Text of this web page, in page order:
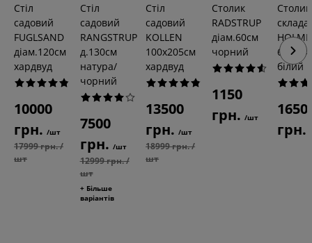
Стіл
садовий
FUGLSAND
діам.120см
хардвуд
10000
грн. /шт
17999 грн. /
шт
Стіл
садовий
RANGSTRUP
д.130см
натура/
чорний
7500
грн. /шт
12999 грн. /
шт
+ Більше
варіантів
Стіл
садовий
KOLLEN
100х205см
хардвуд
13500
грн. /шт
18999 грн. /
шт
Столик
RADSTRUP
діам.60см
чорний
1150
грн. /шт
Столик
білий
1650
грн.